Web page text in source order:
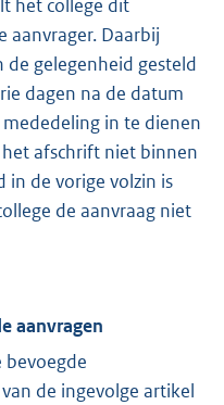
het college dit
aanvrager. Daarbij
gelegenheid gesteld
dagen na de datum
in te dienen
afschrift niet binnen
in de vorige volzin is
de aanvraag niet
aanvragen
bevoegde
de ingevolge artikel